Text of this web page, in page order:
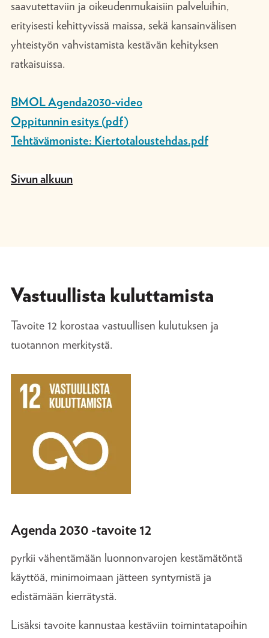
saavutettaviin ja oikeudenmukaisiin palveluihin,
erityisesti kehittyvissä maissa, sekä kansainvälisen
yhteistyön vahvistamista kestävän kehityksen
ratkaisuissa.
BMOL Agenda2030-video
Oppitunnin esitys (pdf)
Tehtävämoniste: Kiertotaloustehdas.pdf
Sivun alkuun
Vastuullista kuluttamista
Tavoite 12 korostaa vastuullisen kulutuksen ja
tuotannon merkitystä.
Agenda 2030 -tavoite 12
pyrkii vähentämään luonnonvarojen kestämätöntä
käyttöä, minimoimaan jätteen syntymistä ja
edistämään kierrätystä.
Lisäksi tavoite kannustaa kestäviin toimintatapoihin